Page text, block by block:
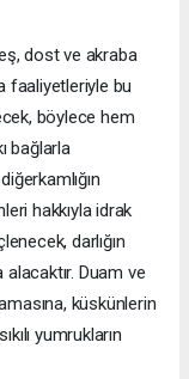
dost ve akraba
faaliyetleriyle bu
böylece hem
bağlarla
hakkıyla idrak
darlığın
alacaktır. Duam ve
küskünlerin
yumrukların